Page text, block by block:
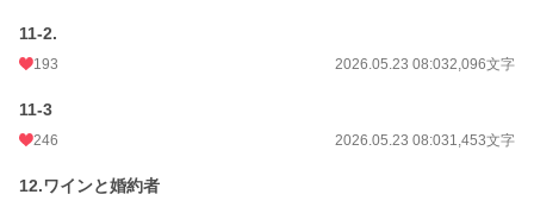
11-2.
193 2026.05.23 08:032,096文字
11-3
246 2026.05.23 08:031,453文字
12.ワインと婚約者